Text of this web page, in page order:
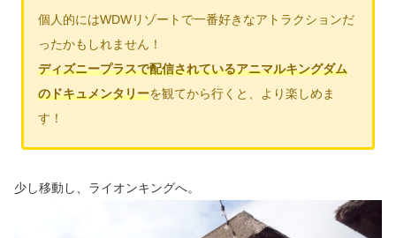
個人的にはWDWリゾートで一番好きなアトラクションだ
ったかもしれません！
ディズニープラスで配信されているアニマルキングダム
のドキュメンタリーを観てから行くと、より楽しめま
す！
少し移動し、ライオンキングへ。